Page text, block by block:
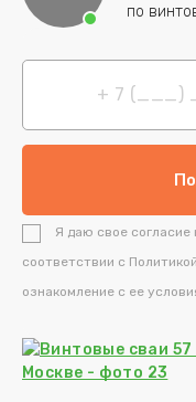
по
Я даю свое согласие
соответствии с
ознакомление с ее